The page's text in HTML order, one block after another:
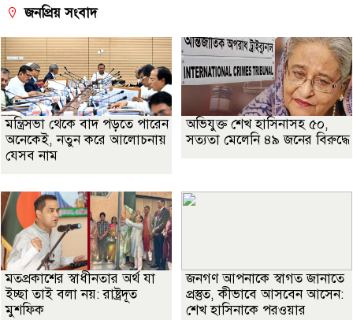
জনপ্রিয় সংবাদ
মন্ত্রিসভা থেকে বাদ পড়তে পারেন
অনেকেই, নতুন করে আলোচনায়
যেসব নাম
অভিযুক্ত শেখ হাসিনাসহ ৫০,
সত্যতা মেলেনি ৪৯ জনের বিরুদ্ধে
মতপ্রকাশের স্বাধীনতার অর্থ যা
ইচ্ছা তাই বলা নয়: রাষ্ট্রদূত
মুশফিক
জনগণ আপনাকে স্বাগত জানাতে
প্রস্তুত, কীভাবে আসবেন আসেন:
শেখ হাসিনাকে পরওয়ার